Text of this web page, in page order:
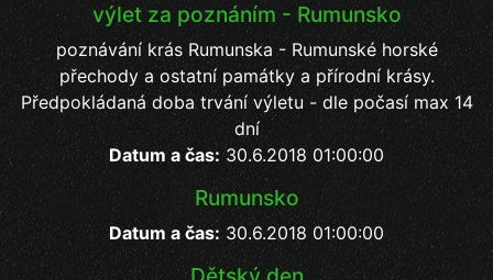
výlet za poznáním - Rumunsko
poznávání krás Rumunska - Rumunské horské
přechody a ostatní památky a přírodní krásy.
Předpokládaná doba trvání výletu - dle počasí max 14
dní
Datum a čas: 30.6.2018 01:00:00
Rumunsko
Datum a čas:30.6.2018 01:00:00